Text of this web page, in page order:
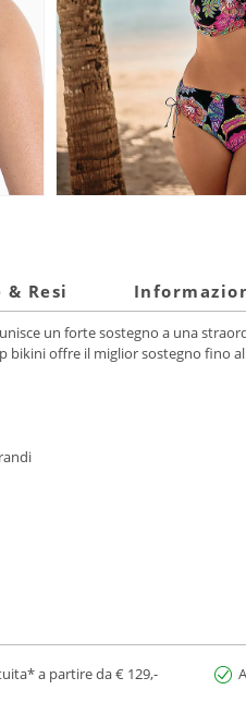
Resi
un forte sostegno a una
offre il miglior sostegno fino
a partire da € 129,-